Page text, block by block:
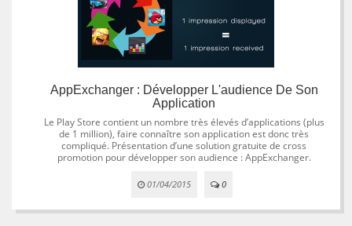
AppExchanger : Développer L'audience De Son
Application
Le Play Store contient un nombre très élevés d’applications (plus
de 1 million), faire connaître son application est donc très
compliqué. Présentation d’une solution gratuite de cross
promotion pour développer son audience : AppExchanger.
01/04/2015 0